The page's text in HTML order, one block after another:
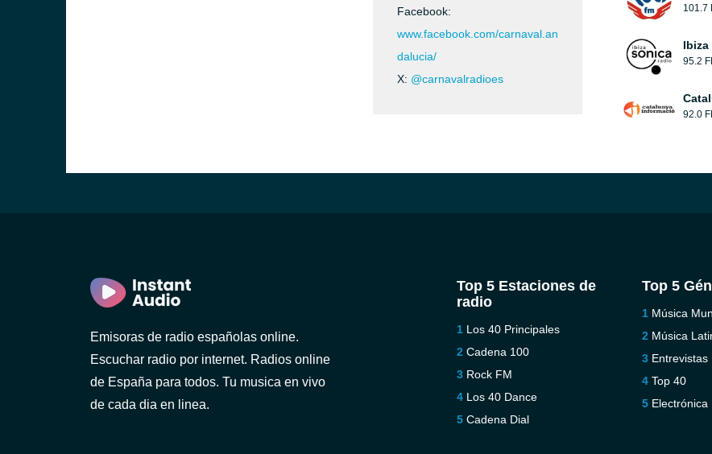
Facebook:
www.facebook.com/carnaval.an
dalucia/
X: @carnavalradioes
101.7
Ibiza
95.2
92.0
Emisoras de radio españolas online.
Escuchar radio por internet. Radios online
de España para todos. Tu musica en vivo
de cada dia en linea.
Top 5 Estaciones de
radio
Los 40 Principales
Cadena 100
Rock FM
Los 40 Dance
Cadena Dial
Top 5
Música
Música
Entrevistas
Top 40
Electrónica